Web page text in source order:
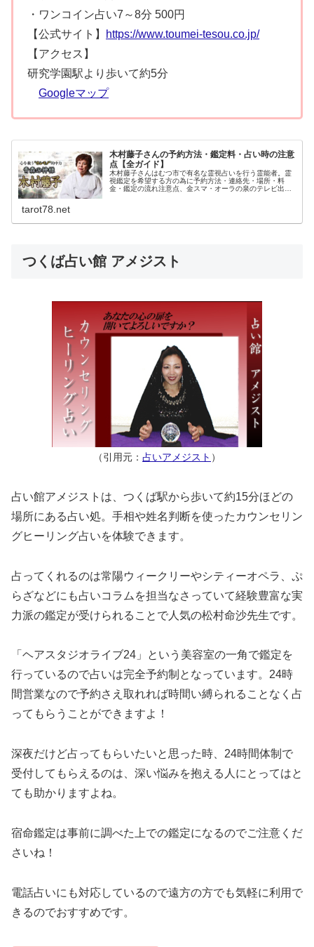
・ワンコイン占い7～8分 500円
【公式サイト】
https://www.toumei-tesou.co.jp/
【アクセス】
研究学園駅より歩いて約5分
Googleマップ
木村藤子さんの予約方法・鑑定料・占い時の注意
点【全ガイド】
木村藤子さんはむつ市で有名な霊視占いを行う霊能者。霊
視鑑定を希望する方の為に予約方法・連絡先・場所・料
金・鑑定の流れ注意点、金スマ・オーラの泉のテレビ出演
tarot78.net
つくば占い館 アメジスト
（引用元： 占いアメジスト ）
占い館アメジストは、つくば駅から歩いて約15分ほどの
場所にある占い処。手相や姓名判断を使ったカウンセリン
グヒーリング占いを体験できます。
占ってくれるのは常陽ウィークリーやシティーオペラ、ぷ
らざなどにも占いコラムを担当なさっていて経験豊富な実
力派の鑑定が受けられることで人気の松村命沙先生です。
「ヘアスタジオライブ24」という美容室の一角で鑑定を
行っているので占いは完全予約制となっています。24時
間営業なので予約さえ取れれば時間い縛られることなく占
ってもらうことができますよ！
深夜だけど占ってもらいたいと思った時、24時間体制で
受付してもらえるのは、深い悩みを抱える人にとってはと
ても助かりますよね。
宿命鑑定は事前に調べた上での鑑定になるのでご注意くだ
さいね！
電話占いにも対応しているので遠方の方でも気軽に利用で
きるのでおすすめです。